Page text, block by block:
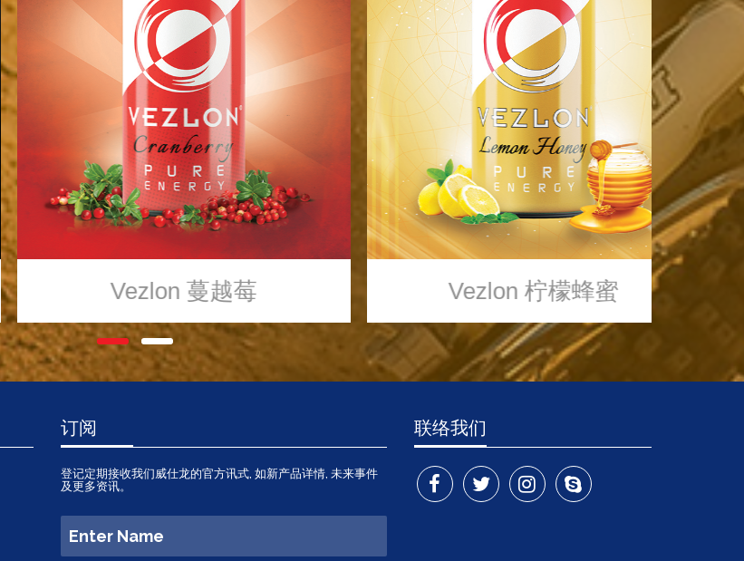
Vezlon蔓越莓 Vezlon柠檬蜂蜜
订阅
登记定期接收我们威仕龙的官方讯式, 如新产品详情, 未来事件
及更多资讯。
联络我们